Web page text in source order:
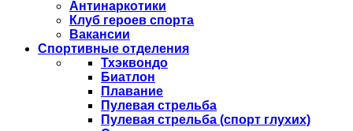
Антинаркотики
Клуб героев спорта
Вакансии
Спортивные отделения
Тхэквондо
Биатлон
Плавание
Пулевая стрельба
Пулевая стрельба (спорт глухих)